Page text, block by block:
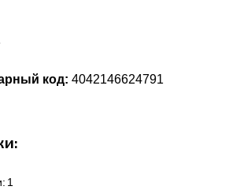
код: 4042146624791
1